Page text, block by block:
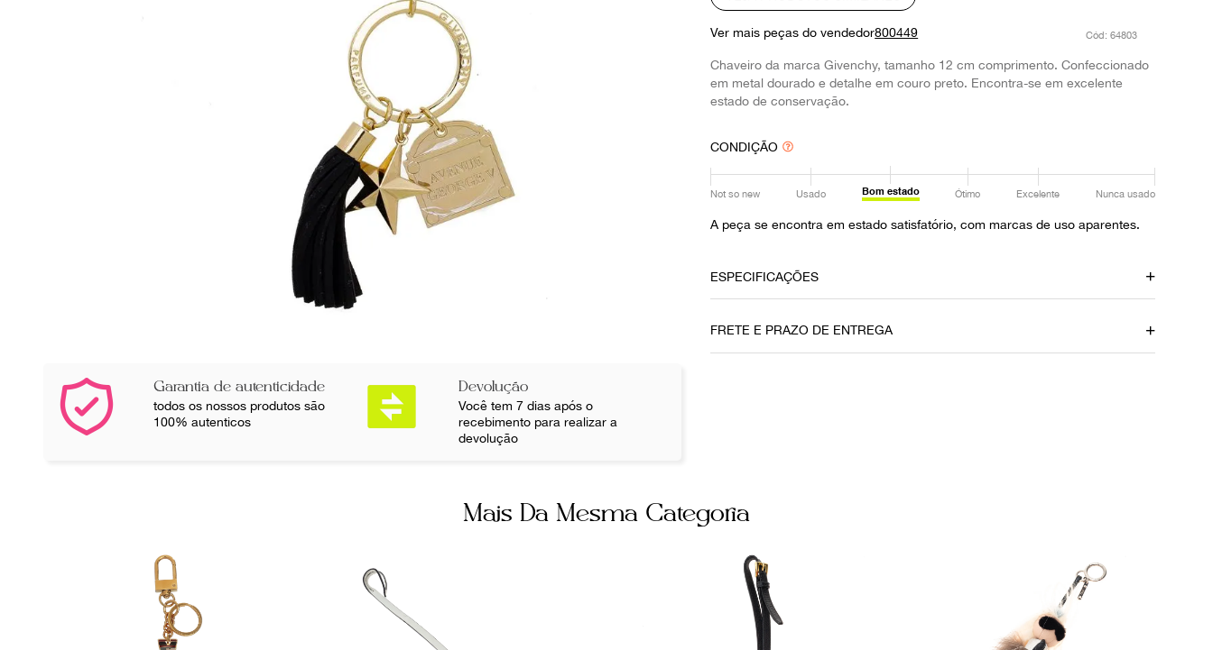
Garantia de autenticidade
todos os nossos produtos são
100% autenticos
Devolução
Você tem 7 dias após o
recebimento para realizar a
devolução
Ver mais peças do vendedor800449 : 64803
Chaveiro da marca Givenchy, tamanho 12 cm comprimento. Confeccionado
em metal dourado e detalhe em couro preto. Encontra-se em excelente
estado de conservação.
CONDIÇÃO
Not so new Usado Bom estado Ótimo Excelente Nunca usado
A peça se encontra em estado satisfatório, com marcas de uso aparentes.
ESPECIFICAÇÕES
04102021
FRETE E PRAZO DE ENTREGA
Mais Da Mesma Categoria